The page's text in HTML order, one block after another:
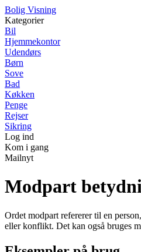
Bolig Visning
Kategorier
Bil
Hjemmekontor
Udendørs
Børn
Sove
Bad
Køkken
Penge
Rejser
Sikring
Log ind
Kom i gang
Mailnyt
Modpart
Ordet modpart refererer til en
eller konflikt. Det kan også bruges